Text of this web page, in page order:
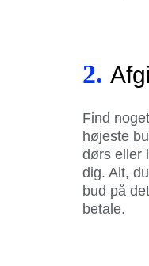
2.
Find
højeste
dørs eller
dig. Alt,
bud på
betale.